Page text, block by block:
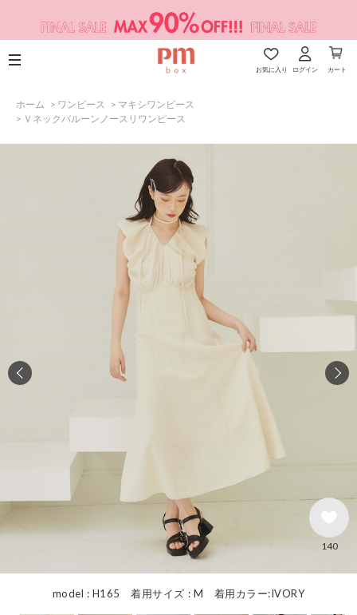
お気に入り ログイン カート
ホーム > ワンピース > マキシワンピース
> Ｖネックバルーンノースリワンピース
model : H165 着用サイズ : M 着用カラー:IVORY
140